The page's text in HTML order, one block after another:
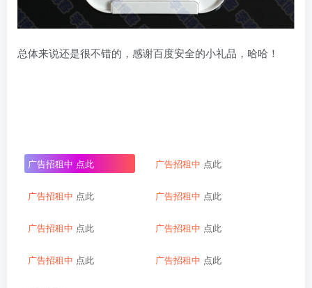
总体来说还是很不错的，感谢百度安全的小礼品，哈哈！
广告招租中 点此 广告招租中 点此
广告招租中 点此 广告招租中 点此
广告招租中 点此 广告招租中 点此
广告招租中 点此 广告招租中 点此